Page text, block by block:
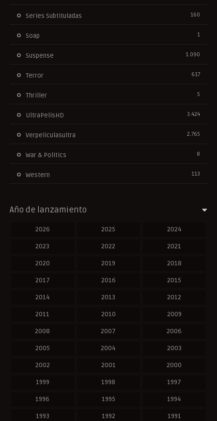
Series Subtituladas 160
Soap 1
Suspense 1.090
Terror 617
Thriller 5
UltraPelisHD 3.424
Verpeliculasultra 2.765
War & Politics 8
Western 113
Año de lanzamiento
2026 2025 2024
2023 2022 2021
2020 2019 2018
2017 2016 2015
2014 2013 2012
2011 2010 2009
2008 2007 2006
2005 2004 2003
2002 2001 2000
1999 1998 1997
1996 1995 1994
1993 1992 1991